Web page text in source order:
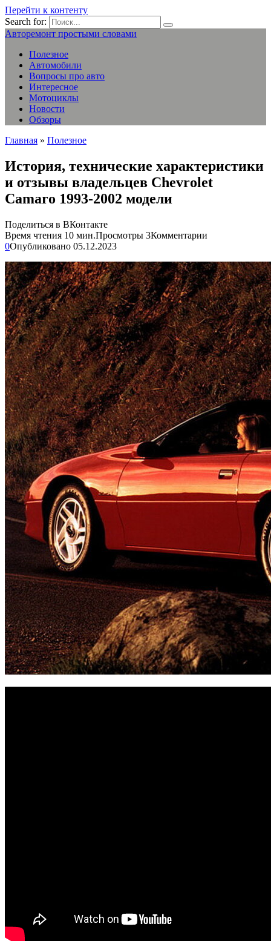
Перейти к контенту
Search for:
Авторемонт простыми словами
Полезное
Автомобили
Вопросы про авто
Интересное
Мотоциклы
Новости
Обзоры
Главная » Полезное
История, технические характеристики
и отзывы владельцев Chevrolet
Camaro 1993-2002 модели
Поделиться в ВКонтакте
Время чтения 10 мин.Просмотры 3Комментарии
0Опубликовано 05.12.2023